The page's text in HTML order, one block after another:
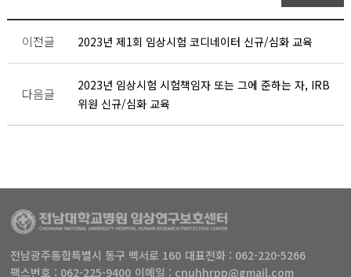
이전글 2023년 제1회 임상시험 코디네이터 신규/심화 교육
다음글
2023년 임상시험 시험책임자 또는 그에 준하는 자, IRB
위원 신규/심화 교육
전남광주통합특별시 동구 백서로 160 대표전화 : 062-220-5266
팩스번호 : 062-225-9400 이메일 : cnuhhrpp@gmail.com